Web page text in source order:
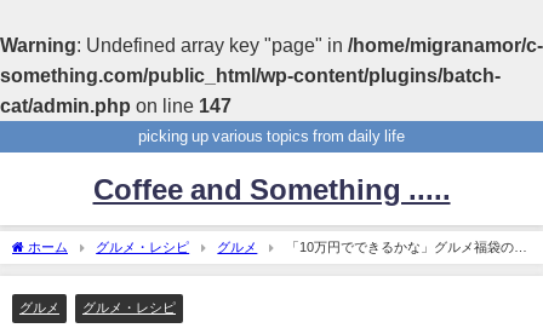
Warning: Undefined array key "page" in /home/migranamor/c-
something.com/public_html/wp-content/plugins/batch-
cat/admin.php on line 147
picking up various topics from daily life
Coffee and Something .....
ホーム グルメ・レシピ グルメ
「10万円でできるかな」グルメ福袋の結
果は？得できるか大検証！
グルメ グルメ・レシピ